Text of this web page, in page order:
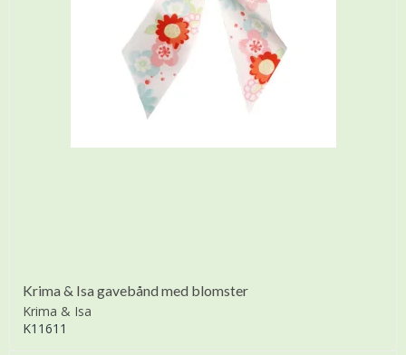
Krima & Isa gavebånd med blomster
Krima & Isa
K11611